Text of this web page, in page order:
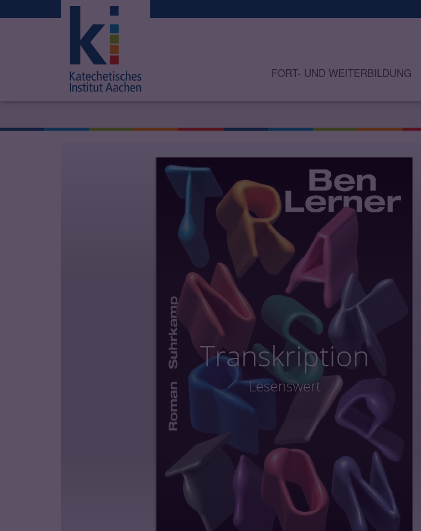
FORT- UND WEITERBILDUNG
Transkription
Lesenswert